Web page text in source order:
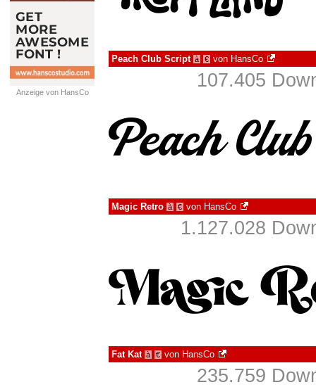
Anzeige von HansCo
Peach Club Script à € von HansCo
107.405
Magic Retro à € von HansCo
1.127.028
Fat Kat à € von HansCo
235.759